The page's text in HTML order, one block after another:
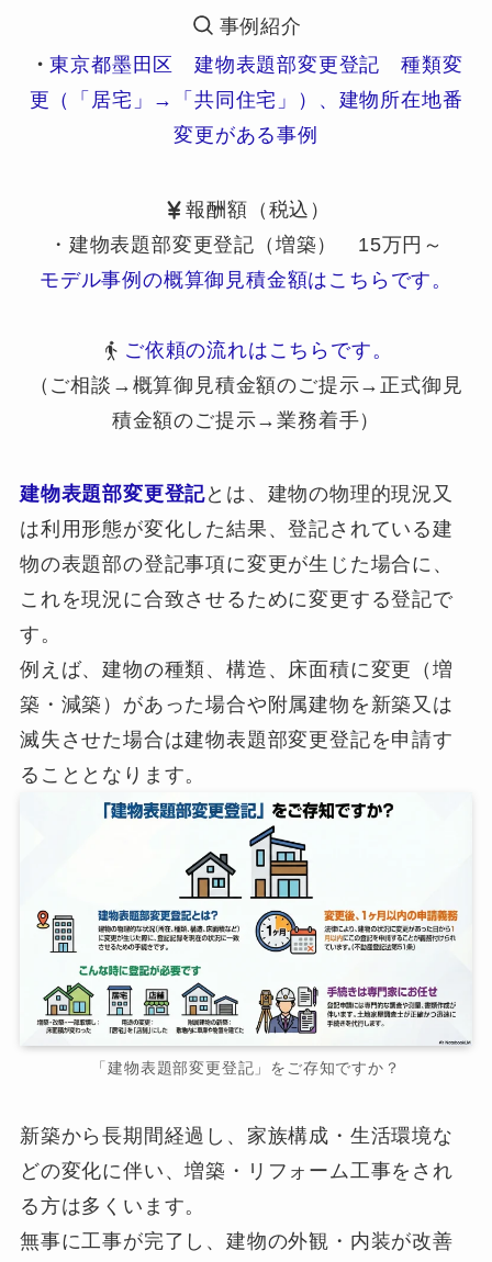
事例紹介
・東京都墨田区 建物表題部変更登記 種類変
更（「居宅」→「共同住宅」）、建物所在地番
変更がある事例
報酬額（税込）
・建物表題部変更登記（増築） 15万円～
モデル事例の概算御見積金額はこちらです。
ご依頼の流れはこちらです。
（ご相談→概算御見積金額のご提示→正式御見
積金額のご提示→業務着手）
建物表題部変更登記とは、建物の物理的現況又
は利用形態が変化した結果、登記されている建
物の表題部の登記事項に変更が生じた場合に、
これを現況に合致させるために変更する登記で
す。
例えば、建物の種類、構造、床面積に変更（増
築・減築）があった場合や附属建物を新築又は
滅失させた場合は建物表題部変更登記を申請す
ることとなります。
「建物表題部変更登記」をご存知ですか？
新築から長期間経過し、家族構成・生活環境な
どの変化に伴い、増築・リフォーム工事をされ
る方は多くいます。
無事に工事が完了し、建物の外観・内装が改善